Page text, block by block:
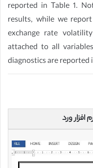
reported in Table 1.
results, while we
exchange rate
attached to all
diagnostics are reported
افزار ورد